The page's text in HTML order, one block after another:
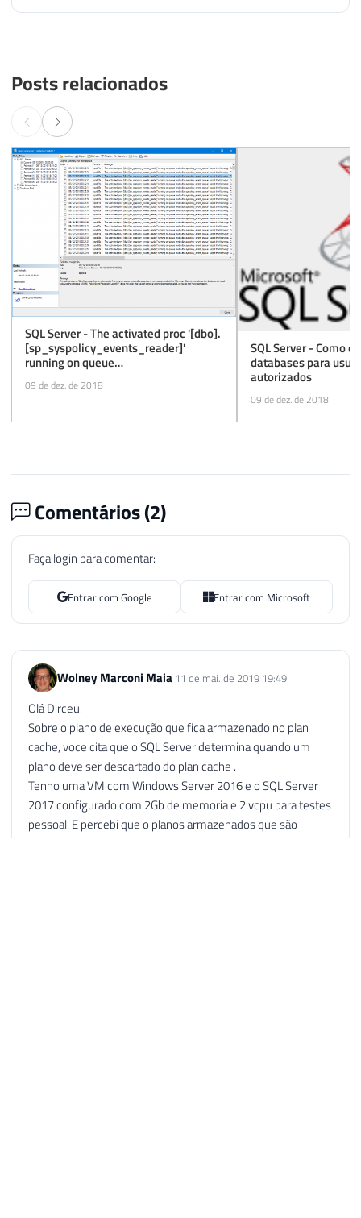
Posts relacionados
SQL Server - The activated proc '[dbo].
[sp_syspolicy_events_reader]'
running on queue
'msdb.dbo.syspolicy_event_queue'
09 de dez. de 2018
SQL Server - Como
databases para
autorizados
09 de dez. de 2018
Comentários (2)
Faça login para comentar:
Entrar com Google Entrar com Microsoft
Wolney Marconi Maia 11 de mai. de 2019 19:49
Olá Dirceu.
Sobre o plano de execução que fica armazenado no plan
cache, voce cita que o SQL Server determina quando um
plano deve ser descartado do plan cache .
Tenho uma VM com Windows Server 2016 e o SQL Server
2017 configurado com 2Gb de memoria e 2 vcpu para testes
pessoal. E percebi que o planos armazenados que são